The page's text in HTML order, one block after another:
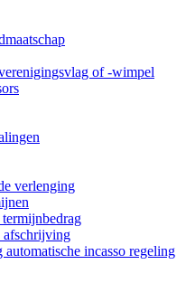
of -wimpel
verlenging
incasso regeling